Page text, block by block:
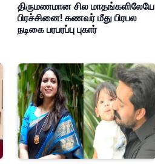
திருமணமான சில மாதங்களிலேயே
பிரச்சினை! கணவர் மீது பிரபல
நடிகை பரபரப்பு புகார்